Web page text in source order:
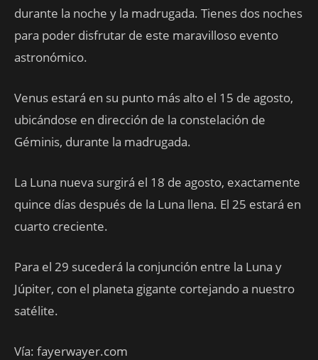
durante la noche y la madrugada. Tienes dos noches
para poder disfrutar de este maravilloso evento
astronómico.
Venus estará en su punto más alto el 15 de agosto,
ubicándose en dirección de la constelación de
Géminis, durante la madrugada.
La Luna nueva surgirá el 18 de agosto, exactamente
quince días después de la Luna llena. El 25 estará en
cuarto creciente.
Para el 29 sucederá la conjunción entre la Luna y
Júpiter, con el planeta gigante cortejando a nuestro
satélite.
Vía: fayerwayer.com